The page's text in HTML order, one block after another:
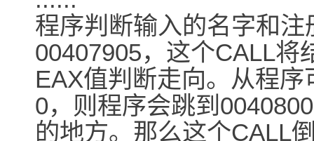
程序判断输入的名字和
00407905，这个CALL将
EAX值判断走向。从程
0，则程序会跳到
的地方。那么这个CALL